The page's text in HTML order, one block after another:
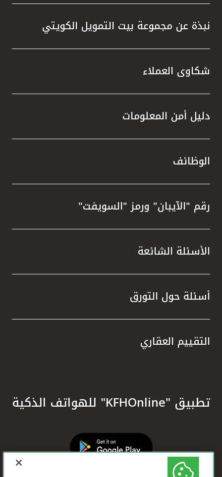
نبذة عن مجموعة بيت التمويل الكويتي
شكاوى العملاء
دليل أمن المعلومات
الوظائف
رقم "الآيبان" ورمز "السويفت"
الأسئلة الشائعة
أسئلة حول التورق
التقييم العقاري
تطبيق "KFHOnline" للهواتف الذكية